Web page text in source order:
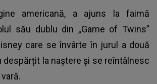
americană, a ajuns la faimă
său dublu din „Game of Twins”
care se învârte în jurul a două
despărțit la naștere și se reîntâlnesc